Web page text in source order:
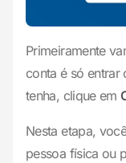
Primeiramente
conta é só entrar
tenha, clique em
Nesta etapa,
pessoa física ou